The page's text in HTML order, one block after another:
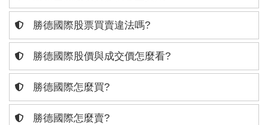
勝德國際股票買賣違法嗎?
勝德國際股價與成交價怎麼看?
勝德國際怎麼買?
勝德國際怎麼賣?